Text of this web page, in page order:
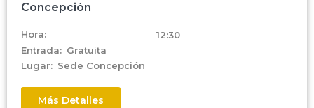
Concepción
Hora:
12:30
Entrada: Gratuita
Lugar: Sede Concepción
Más Detalles